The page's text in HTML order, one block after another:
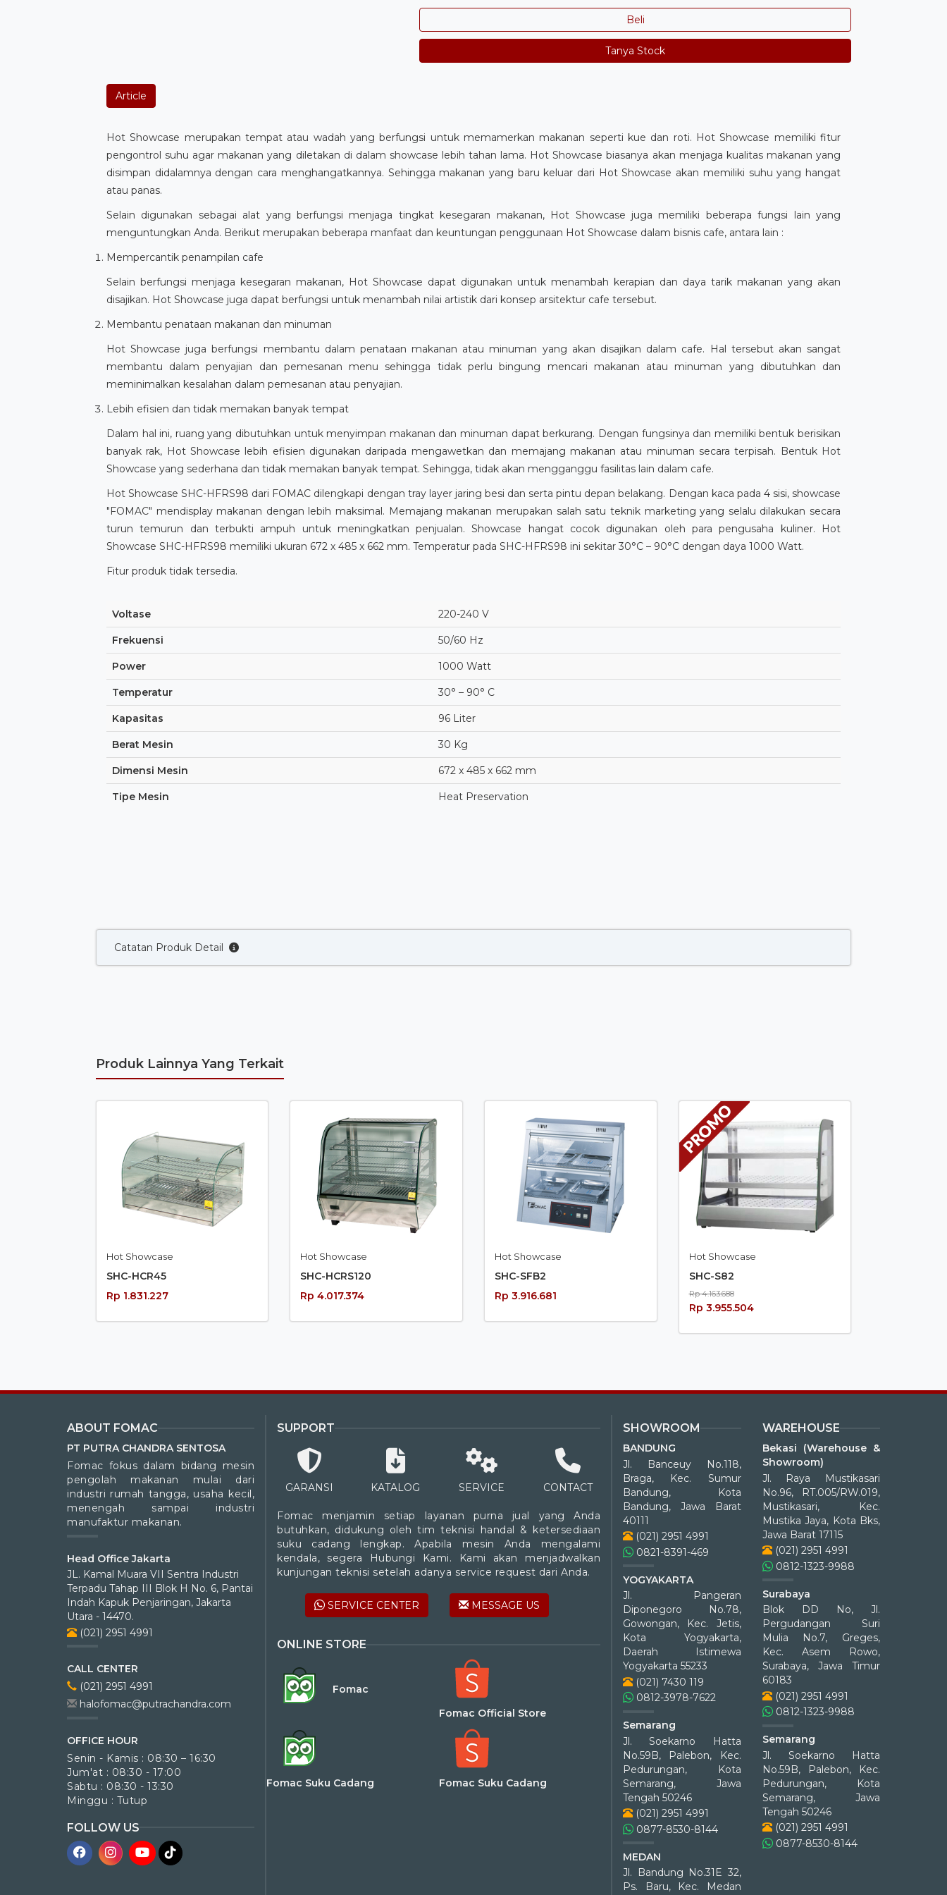
Beli
Tanya Stock
Article
Hot Showcase merupakan tempat atau wadah yang berfungsi untuk memamerkan makanan seperti kue dan roti. Hot Showcase memiliki fitur
pengontrol suhu agar makanan yang diletakan di dalam showcase lebih tahan lama. Hot Showcase biasanya akan menjaga kualitas makanan yang
disimpan didalamnya dengan cara menghangatkannya. Sehingga makanan yang baru keluar dari Hot Showcase akan memiliki suhu yang hangat
atau panas.
Selain digunakan sebagai alat yang berfungsi menjaga tingkat kesegaran makanan, Hot Showcase juga memiliki beberapa fungsi lain yang
menguntungkan Anda. Berikut merupakan beberapa manfaat dan keuntungan penggunaan Hot Showcase dalam bisnis cafe, antara lain :
Mempercantik penampilan cafe
Selain berfungsi menjaga kesegaran makanan, Hot Showcase dapat digunakan untuk menambah kerapian dan daya tarik makanan yang akan
disajikan. Hot Showcase juga dapat berfungsi untuk menambah nilai artistik dari konsep arsitektur cafe tersebut.
Membantu penataan makanan dan minuman
Hot Showcase juga berfungsi membantu dalam penataan makanan atau minuman yang akan disajikan dalam cafe. Hal tersebut akan sangat
membantu dalam penyajian dan pemesanan menu sehingga tidak perlu bingung mencari makanan atau minuman yang dibutuhkan dan
meminimalkan kesalahan dalam pemesanan atau penyajian.
Lebih efisien dan tidak memakan banyak tempat
Dalam hal ini, ruang yang dibutuhkan untuk menyimpan makanan dan minuman dapat berkurang. Dengan fungsinya dan memiliki bentuk berisikan
banyak rak, Hot Showcase lebih efisien digunakan daripada mengawetkan dan memajang makanan atau minuman secara terpisah. Bentuk Hot
Showcase yang sederhana dan tidak memakan banyak tempat. Sehingga, tidak akan mengganggu fasilitas lain dalam cafe.
Hot Showcase SHC-HFRS98 dari FOMAC dilengkapi dengan tray layer jaring besi dan serta pintu depan belakang. Dengan kaca pada 4 sisi, showcase
"FOMAC" mendisplay makanan dengan lebih maksimal. Memajang makanan merupakan salah satu teknik marketing yang selalu dilakukan secara
turun temurun dan terbukti ampuh untuk meningkatkan penjualan. Showcase hangat cocok digunakan oleh para pengusaha kuliner. Hot
Showcase SHC-HFRS98 memiliki ukuran 672 x 485 x 662 mm. Temperatur pada SHC-HFRS98 ini sekitar 30°C – 90°C dengan daya 1000 Watt.
Fitur produk tidak tersedia.
Voltase 220-240 V
Frekuensi 50/60 Hz
Power 1000 Watt
Temperatur 30° – 90° C
Kapasitas 96 Liter
Berat Mesin 30 Kg
Dimensi Mesin 672 x 485 x 662 mm
Tipe Mesin Heat Preservation
Catatan Produk Detail
Produk Lainnya Yang Terkait
Hot Showcase
SHC-HCR45
Rp 1.831.227
Hot Showcase
SHC-HCRS120
Rp 4.017.374
Hot Showcase
SHC-SFB2
Rp 3.916.681
Hot Showcase
SHC-S82
Rp 4.163.688
Rp 3.955.504
ABOUT FOMAC
PT PUTRA CHANDRA SENTOSA
Fomac fokus dalam bidang mesin
pengolah makanan mulai dari
industri rumah tangga, usaha kecil,
menengah sampai industri
manufaktur makanan.
Head Office Jakarta
JL. Kamal Muara VII Sentra Industri
Terpadu Tahap III Blok H No. 6, Pantai
Indah Kapuk Penjaringan, Jakarta
Utara - 14470.
(021) 2951 4991
CALL CENTER
(021) 2951 4991
halofomac@putrachandra.com
OFFICE HOUR
Senin - Kamis : 08:30 – 16:30
Jum'at : 08:30 - 17:00
Sabtu : 08:30 - 13:30
Minggu : Tutup
FOLLOW US
SUPPORT
GARANSI KATALOG SERVICE CONTACT
Fomac menjamin setiap layanan purna jual yang Anda
butuhkan, didukung oleh tim teknisi handal & ketersediaan
suku cadang lengkap. Apabila mesin Anda mengalami
kendala, segera Hubungi Kami. Kami akan menjadwalkan
kunjungan teknisi setelah adanya service request dari Anda.
SERVICE CENTER MESSAGE US
ONLINE STORE
Fomac
Fomac Official Store
Fomac Suku Cadang Fomac Suku Cadang
SHOWROOM
BANDUNG
Jl. Banceuy No.118,
Braga, Kec. Sumur
Bandung, Kota
Bandung, Jawa Barat
40111
(021) 2951 4991
0821-8391-469
YOGYAKARTA
Jl. Pangeran
Diponegoro No.78,
Gowongan, Kec. Jetis,
Kota Yogyakarta,
Daerah Istimewa
Yogyakarta 55233
(021) 7430 119
0812-3978-7622
Semarang
Jl. Soekarno Hatta
No.59B, Palebon, Kec.
Pedurungan, Kota
Semarang, Jawa
Tengah 50246
(021) 2951 4991
0877-8530-8144
MEDAN
Jl. Bandung No.31E 32,
Ps. Baru, Kec. Medan
WAREHOUSE
Bekasi (Warehouse &
Showroom)
Jl. Raya Mustikasari
No.96, RT.005/RW.019,
Mustikasari, Kec.
Mustika Jaya, Kota Bks,
Jawa Barat 17115
(021) 2951 4991
0812-1323-9988
Surabaya
Blok DD No, Jl.
Pergudangan Suri
Mulia No.7, Greges,
Kec. Asem Rowo,
Surabaya, Jawa Timur
60183
(021) 2951 4991
0812-1323-9988
Semarang
Jl. Soekarno Hatta
No.59B, Palebon, Kec.
Pedurungan, Kota
Semarang, Jawa
Tengah 50246
(021) 2951 4991
0877-8530-8144